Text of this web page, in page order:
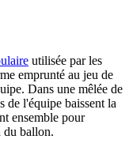
utilisée par les
emprunté au jeu de
Dans une mêlée de
de l'équipe baissent la
ensemble pour
du ballon.